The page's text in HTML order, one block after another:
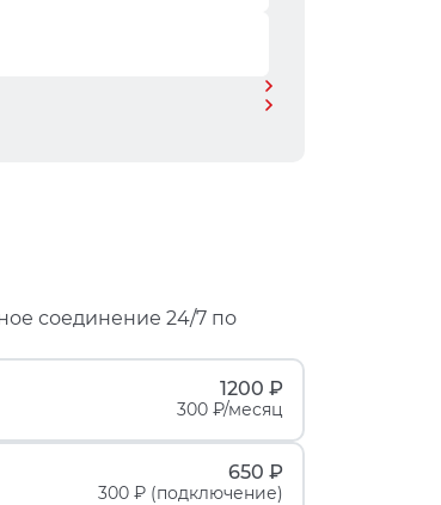
соединение 24/7 по
1200 ₽
300 ₽/месяц
650 ₽
300 ₽ (подключение)